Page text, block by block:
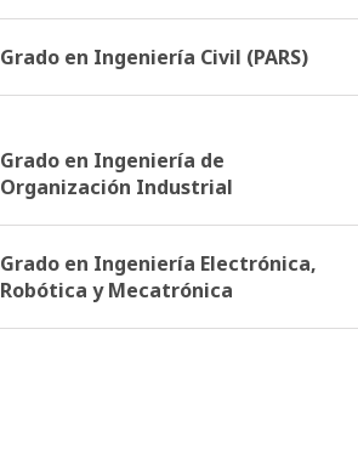
Grado en Ingeniería Civil (PARS)
Grado en Ingeniería de
Organización Industrial
Grado en Ingeniería Electrónica,
Robótica y Mecatrónica